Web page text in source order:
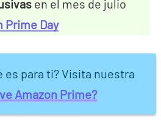
en el mes de julio
Prime Day
es para ti? Visita nuestra
Amazon Prime?